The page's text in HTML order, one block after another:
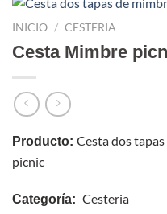
INICIO / CESTERIA
Cesta Mimbre
Producto: Cesta dos
picnic
Categoría: Cesteria